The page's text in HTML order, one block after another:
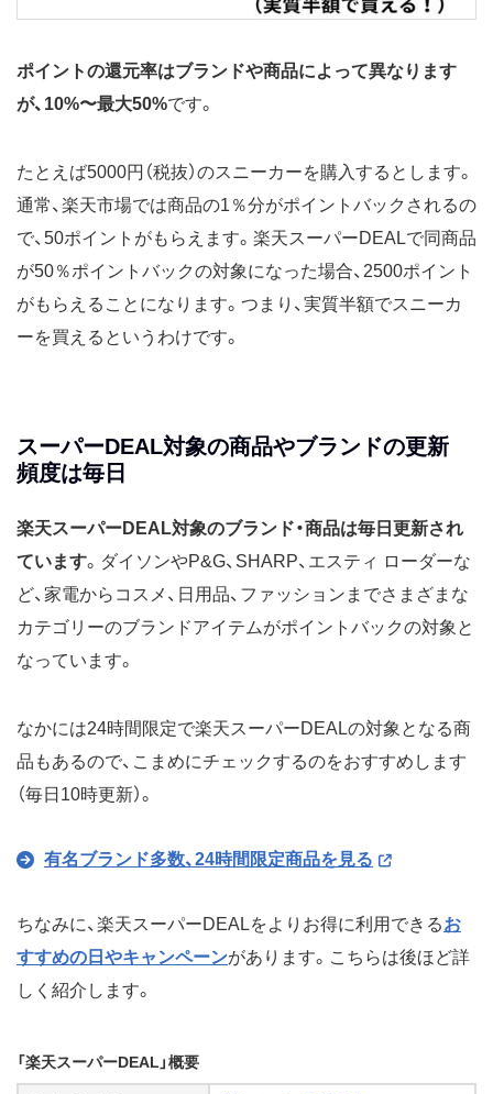
ポイントの還元率はブランドや商品によって異なります
が、10%〜最大50%です。
たとえば5000円（税抜）のスニーカーを購入するとします。
通常、楽天市場では商品の1％分がポイントバックされるの
で、50ポイントがもらえます。楽天スーパーDEALで同商品
が50％ポイントバックの対象になった場合、2500ポイント
がもらえることになります。つまり、実質半額でスニーカ
ーを買えるというわけです。
スーパーDEAL対象の商品やブランドの更新
頻度は毎日
楽天スーパーDEAL対象のブランド・商品は毎日更新され
ています。ダイソンやP&G、SHARP、エスティ ローダーな
ど、家電からコスメ、日用品、ファッションまでさまざまな
カテゴリーのブランドアイテムがポイントバックの対象と
なっています。
なかには24時間限定で楽天スーパーDEALの対象となる商
品もあるので、こまめにチェックするのをおすすめします
（毎日10時更新）。
有名ブランド多数、24時間限定商品を見る
ちなみに、楽天スーパーDEALをよりお得に利用できるお
すすめの日やキャンペーンがあります。こちらは後ほど詳
しく紹介します。
「楽天スーパーDEAL」概要